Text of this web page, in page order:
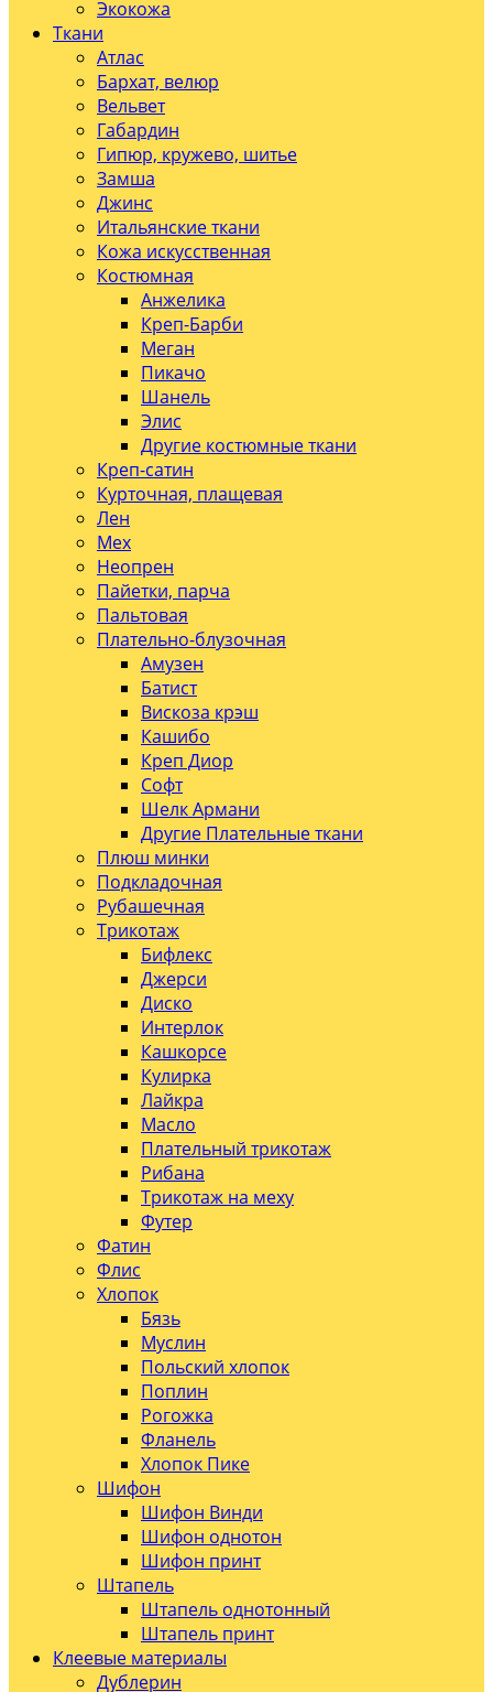
Экокожа
Ткани
Атлас
Бархат, велюр
Вельвет
Габардин
Гипюр, кружево, шитье
Замша
Джинс
Итальянские ткани
Кожа искусственная
Костюмная
Анжелика
Креп-Барби
Меган
Пикачо
Шанель
Элис
Другие костюмные ткани
Креп-сатин
Курточная, плащевая
Лен
Мех
Неопрен
Пайетки, парча
Пальтовая
Плательно-блузочная
Амузен
Батист
Вискоза крэш
Кашибо
Креп Диор
Софт
Шелк Армани
Другие Плательные ткани
Плюш минки
Подкладочная
Рубашечная
Трикотаж
Бифлекс
Джерси
Диско
Интерлок
Кашкорсе
Кулирка
Лайкра
Масло
Плательный трикотаж
Рибана
Трикотаж на меху
Футер
Фатин
Флис
Хлопок
Бязь
Муслин
Польский хлопок
Поплин
Рогожка
Фланель
Хлопок Пике
Шифон
Шифон Винди
Шифон однотон
Шифон принт
Штапель
Штапель однотонный
Штапель принт
Клеевые материалы
Дублерин